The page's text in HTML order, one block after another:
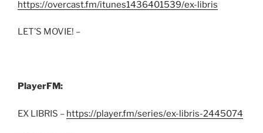
https://overcast.fm/itunes1436401539/ex-libris
LET’S MOVIE! –
PlayerFM:
EX LIBRIS – https://player.fm/series/ex-libris-2445074